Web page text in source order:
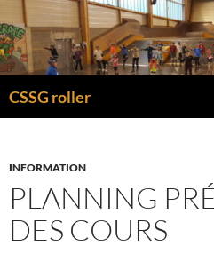
CSSG roller
INFORMATION
PLANNING
DES COURS